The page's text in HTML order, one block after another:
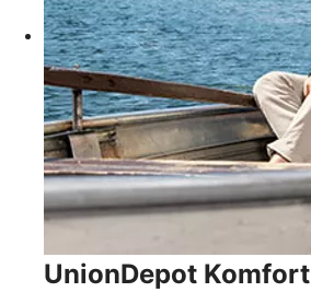
UnionDepot Komfort